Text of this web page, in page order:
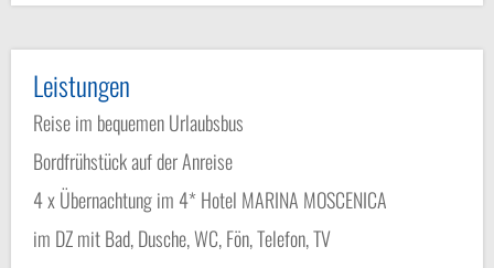
Leistungen
Reise im bequemen Urlaubsbus
Bordfrühstück auf der Anreise
4 x Übernachtung im 4* Hotel MARINA MOSCENICA
im DZ mit Bad, Dusche, WC, Fön, Telefon, TV